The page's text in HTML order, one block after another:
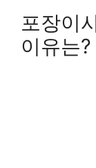
포장이
이유는?